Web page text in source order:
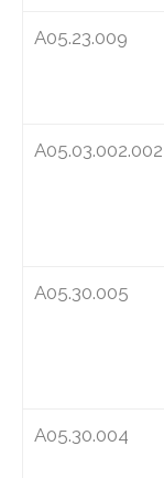
A05.23.009
A05.03.002.002
A05.30.005
A05.30.004